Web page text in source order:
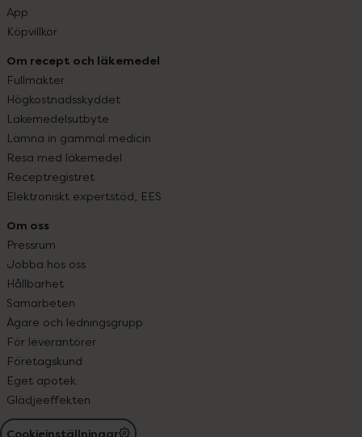
App
Köpvillkor
Om recept och läkemedel
Fullmakter
Högkostnadsskyddet
Läkemedelsutbyte
Lämna in gammal medicin
Resa med läkemedel
Receptregistret
Elektroniskt expertstöd, EES
Om oss
Pressrum
Jobba hos oss
Hållbarhet
Samarbeten
Ägare och ledningsgrupp
För leverantörer
Företagskund
Eget apotek
Glädjeeffekten
Cookieinställningar